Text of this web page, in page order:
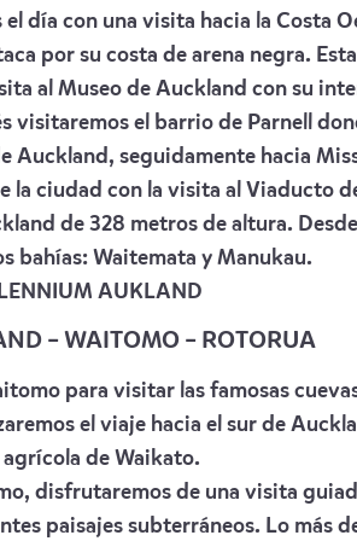
el día con una visita hacia la Costa
por su costa de arena negra.
al Museo de Auckland con su
visitaremos el barrio de Parnell
Auckland, seguidamente hacia
la ciudad con la visita al Viaducto
de 328 metros de altura.
bahías: Waitemata y Manukau.
AUKLAND
– WAITOMO – ROTORUA
para visitar las famosas
el viaje hacia el sur de
de Waikato.
disfrutaremos de una visita
paisajes subterráneos. Lo más